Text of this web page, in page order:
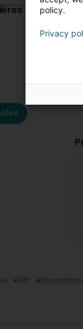
ERP
policy.
Privacy